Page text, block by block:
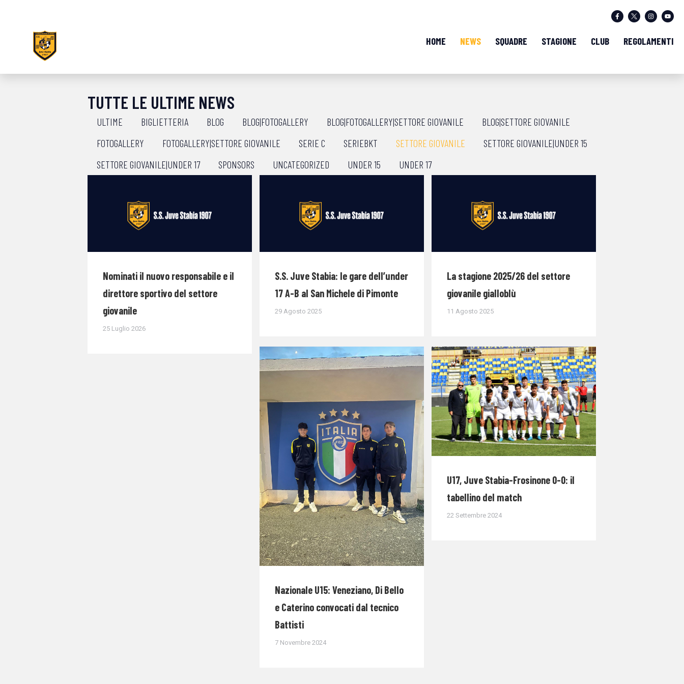
HOME NEWS SQUADRE STAGIONE CLUB REGOLAMENTI
TUTTE LE ULTIME NEWS
ULTIME BIGLIETTERIA BLOG BLOG|FOTOGALLERY BLOG|FOTOGALLERY|SETTORE GIOVANILE
BLOG|SETTORE GIOVANILE
FOTOGALLERY
FOTOGALLERY|SETTORE GIOVANILE SERIE C SERIEBKT SETTORE GIOVANILE
SETTORE GIOVANILE|UNDER 15
SETTORE GIOVANILE|UNDER 17
SPONSORS UNCATEGORIZED UNDER 15 UNDER 17
Nominati il nuovo responsabile e il
direttore sportivo del settore
giovanile
25 Luglio 2026
S.S. Juve Stabia: le gare dell’under
17 A-B al San Michele di Pimonte
29 Agosto 2025
La stagione 2025/26 del settore
giovanile gialloblù
11 Agosto 2025
Nazionale U15: Veneziano, Di Bello
e Caterino convocati dal tecnico
Battisti
7 Novembre 2024
U17, Juve Stabia-Frosinone 0-0: il
tabellino del match
22 Settembre 2024